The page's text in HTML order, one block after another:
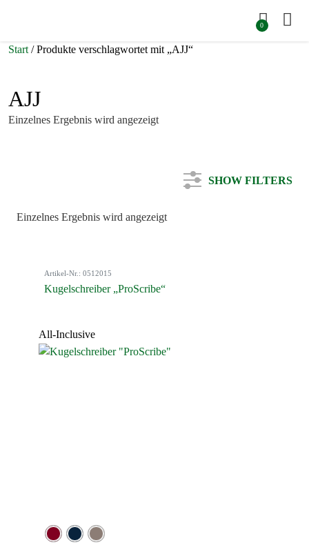
0
Start / Produkte verschlagwortet mit „AJJ“
AJJ
Einzelnes Ergebnis wird angezeigt
SHOW FILTERS
Farbe
Einzelnes Ergebnis wird angezeigt
Artikel-Nr.: 0512015
Kugelschreiber „ProScribe“
All-Inclusive